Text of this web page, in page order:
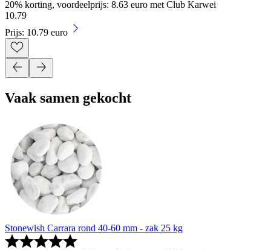
20% korting, voordeelprijs: 8.63 euro met Club Karwei
10.79
Prijs: 10.79 euro
Vaak samen gekocht
Stonewish Carrara rond 40-60 mm - zak 25 kg